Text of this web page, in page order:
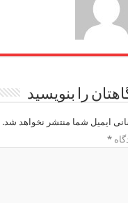
را بنویسید
ایمیل شما منتشر نخواهد شد.
*